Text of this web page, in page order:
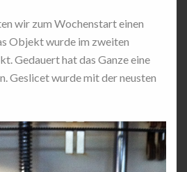
wir zum Wochenstart einen
Objekt wurde im zweiten
Gedauert hat das Ganze eine
Geslicet wurde mit der neusten